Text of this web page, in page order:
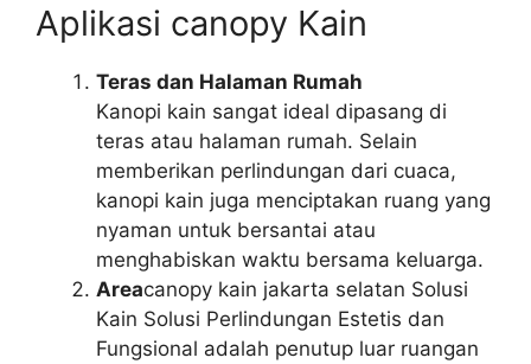
Aplikasi canopy Kain
Teras dan Halaman Rumah
Kanopi kain sangat ideal dipasang di
teras atau halaman rumah. Selain
memberikan perlindungan dari cuaca,
kanopi kain juga menciptakan ruang yang
nyaman untuk bersantai atau
menghabiskan waktu bersama keluarga.
Areacanopy kain jakarta selatan Solusi
Kain Solusi Perlindungan Estetis dan
Fungsional adalah penutup luar ruangan